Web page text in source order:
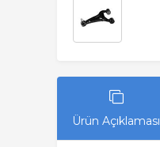
Ürün Açıklaması